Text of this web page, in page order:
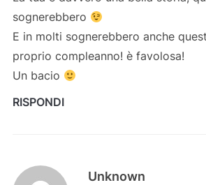
sognerebbero
E in molti sognerebbero anche
proprio compleanno! è favolosa!
Un bacio
RISPONDI
Unknown